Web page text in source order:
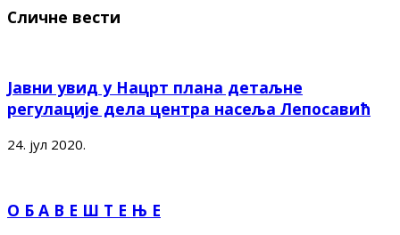
Сличне вести
Јавни увид у Нацрт плана детаљне
регулације дела центра насеља Лепосавић
24. јул 2020.
О Б А В Е Ш Т Е Њ Е